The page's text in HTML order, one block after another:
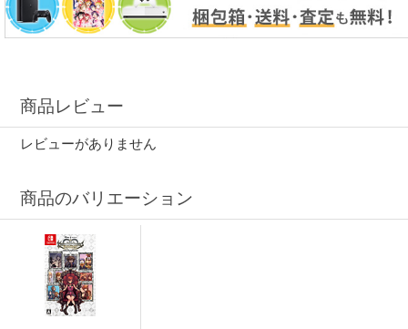
商品レビュー
レビューがありません
商品のバリエーション